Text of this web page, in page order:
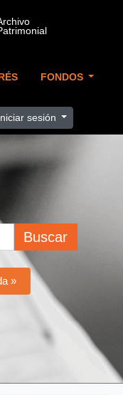
FONDOS
sesión
Buscar
»